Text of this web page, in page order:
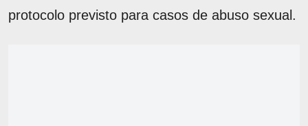
protocolo previsto para casos de abuso sexual.